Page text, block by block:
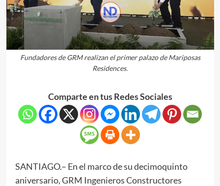
Fundadores de GRM realizan el primer palazo de Mariposas
Residences.
Comparte en tus Redes Sociales
SANTIAGO.– En el marco de su decimoquinto
aniversario, GRM Ingenieros Constructores